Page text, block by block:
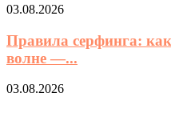
03.08.2026
Правила серфинга:
волне —...
03.08.2026